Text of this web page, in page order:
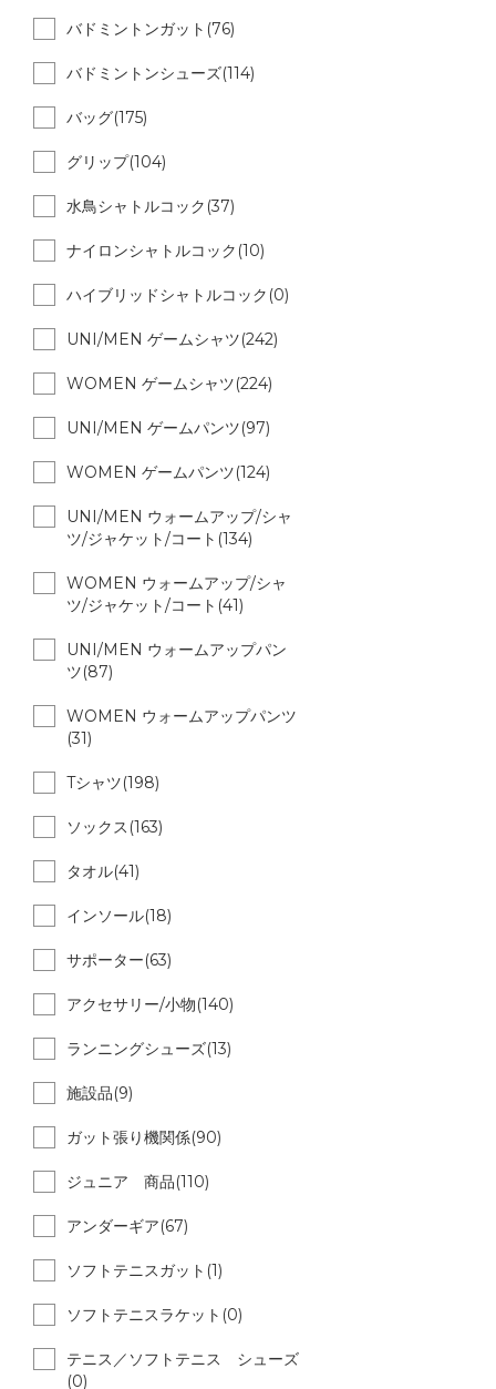
バドミントンガット(76)
バドミントンシューズ(114)
バッグ(175)
グリップ(104)
水鳥シャトルコック(37)
ナイロンシャトルコック(10)
ハイブリッドシャトルコック(0)
UNI/MEN ゲームシャツ(242)
WOMEN ゲームシャツ(224)
UNI/MEN ゲームパンツ(97)
WOMEN ゲームパンツ(124)
UNI/MEN ウォームアップ/シャ
ツ/ジャケット/コート(134)
WOMEN ウォームアップ/シャ
ツ/ジャケット/コート(41)
UNI/MEN ウォームアップパン
ツ(87)
WOMEN ウォームアップパンツ
(31)
Tシャツ(198)
ソックス(163)
タオル(41)
インソール(18)
サポーター(63)
アクセサリー/小物(140)
ランニングシューズ(13)
施設品(9)
ガット張り機関係(90)
ジュニア 商品(110)
アンダーギア(67)
ソフトテニスガット(1)
ソフトテニスラケット(0)
テニス／ソフトテニス シューズ
(0)